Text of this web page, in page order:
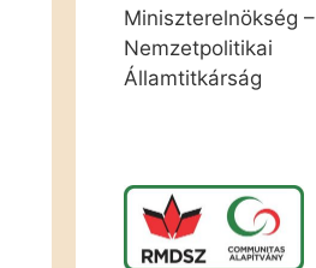
Miniszterelnökség –
Nemzetpolitikai
Államtitkárság